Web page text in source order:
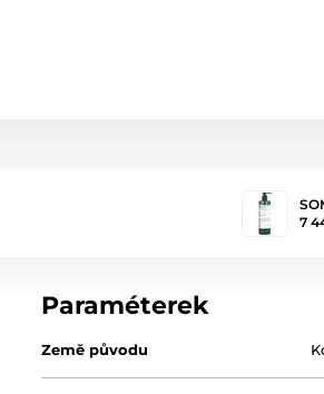
7
Paraméterek
Země původu